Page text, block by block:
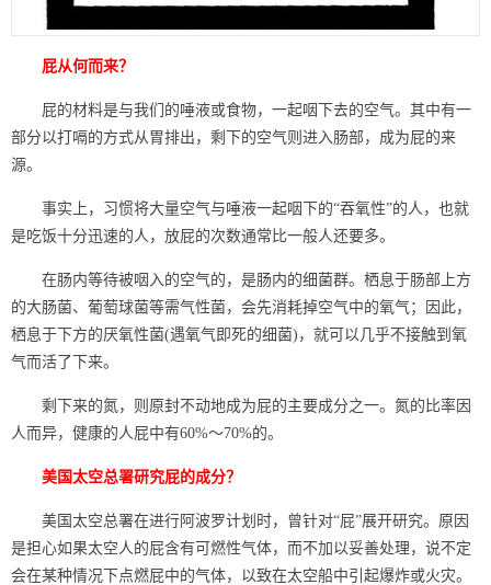
屁从何而来？
屁的材料是与我们的唾液或食物，一起咽下去的空气。其中有一
部分以打嗝的方式从胃排出，剩下的空气则进入肠部，成为屁的来
源。
事实上，习惯将大量空气与唾液一起咽下的“吞氧性”的人，也就
是吃饭十分迅速的人，放屁的次数通常比一般人还要多。
在肠内等待被咽入的空气的，是肠内的细菌群。栖息于肠部上方
的大肠菌、葡萄球菌等需气性菌，会先消耗掉空气中的氧气；因此，
栖息于下方的厌氧性菌(遇氧气即死的细菌)，就可以几乎不接触到氧
气而活了下来。
剩下来的氮，则原封不动地成为屁的主要成分之一。氮的比率因
人而异，健康的人屁中有60%～70%的。
美国太空总署研究屁的成分？
美国太空总署在进行阿波罗计划时，曾针对“屁”展开研究。原因
是担心如果太空人的屁含有可燃性气体，而不加以妥善处理，说不定
会在某种情况下点燃屁中的气体，以致在太空船中引起爆炸或火灾。